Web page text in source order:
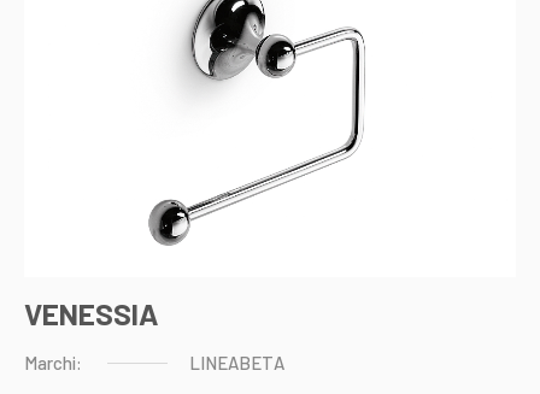
VENESSIA
Marchi: LINEABETA